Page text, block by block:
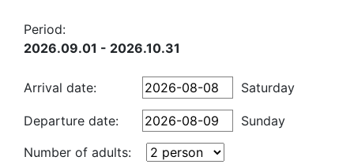
Period:
2026.09.01 - 2026.10.31
Arrival date: Saturday
Departure date:
Sunday
Number of adults: